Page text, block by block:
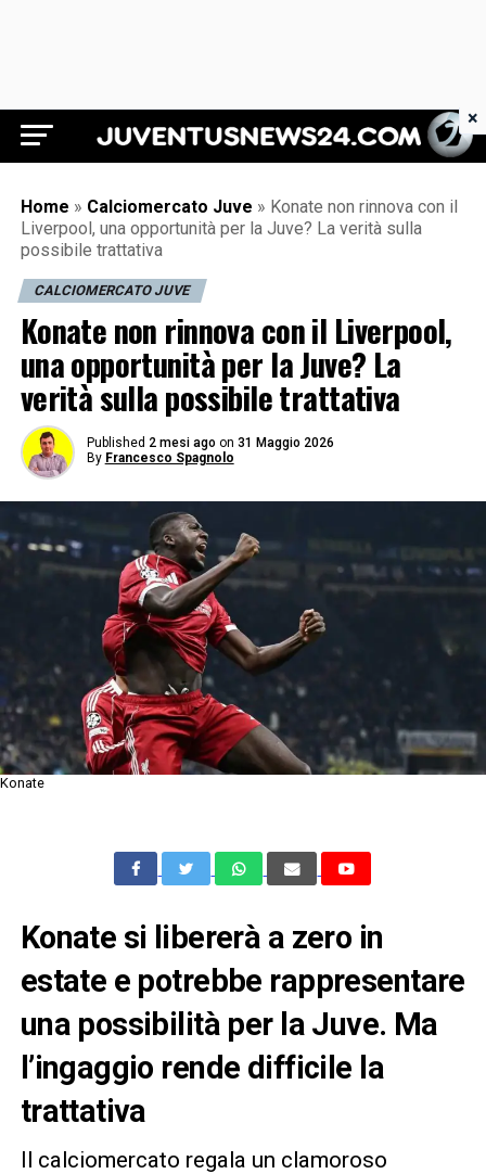
Juventus News 24
Home » Calciomercato Juve » Konate non rinnova con il
Liverpool, una opportunità per la Juve? La verità sulla
possibile trattativa
CALCIOMERCATO JUVE
Konate non rinnova con il Liverpool,
una opportunità per la Juve? La
verità sulla possibile trattativa
Published 2 mesi ago on 31 Maggio 2026
By Francesco Spagnolo
Konate
Konate si libererà a zero in
estate e potrebbe rappresentare
una possibilità per la Juve. Ma
l’ingaggio rende difficile la
trattativa
Il calciomercato regala un clamoroso
×